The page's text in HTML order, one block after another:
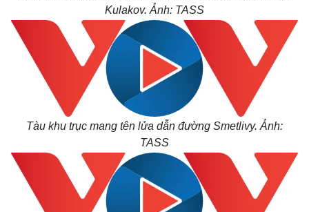
Kulakov. Ảnh: TASS
Tàu khu trục mang tên lửa dẫn đường Smetlivy. Ảnh:
TASS